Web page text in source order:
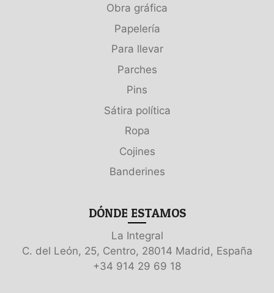
Obra gráfica
Papelería
Para llevar
Parches
Pins
Sátira política
Ropa
Cojines
Banderines
DÓNDE ESTAMOS
La Integral
C. del León, 25, Centro, 28014 Madrid, España
+34 914 29 69 18